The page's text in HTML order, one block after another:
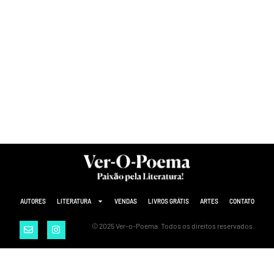
AUTORES LITERATURA VENDAS LIVROS GRÁTIS ARTES CONTATO
© 2025 Ver-o-Poema. Todos os direitos reservados.